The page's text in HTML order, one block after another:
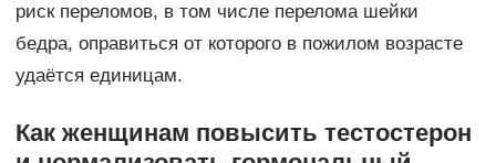
риск переломов, в том числе перелома шейки
бедра, оправиться от которого в пожилом возрасте
удаётся единицам.
Как женщинам повысить тестостерон